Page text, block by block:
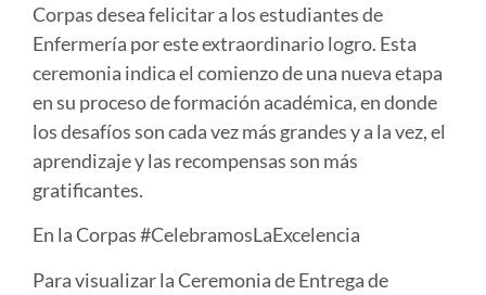
Corpas desea felicitar a los estudiantes de
Enfermería por este extraordinario logro. Esta
ceremonia indica el comienzo de una nueva etapa
en su proceso de formación académica, en donde
los desafíos son cada vez más grandes y a la vez, el
aprendizaje y las recompensas son más
gratificantes.
En la Corpas #CelebramosLaExcelencia
Para visualizar la Ceremonia de Entrega de